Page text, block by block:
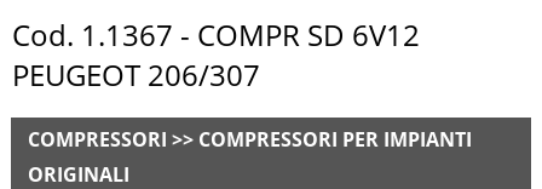
Cod. 1.1367 - COMPR SD 6V12
PEUGEOT 206/307
COMPRESSORI >> COMPRESSORI PER IMPIANTI
ORIGINALI